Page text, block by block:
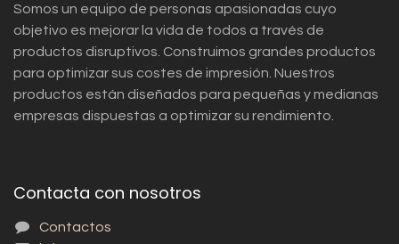
Somos un equipo de personas apasionadas cuyo
objetivo es mejorar la vida de todos a través de
productos disruptivos. Construimos grandes productos
para optimizar sus costes de impresión. Nuestros
productos están diseñados para pequeñas y medianas
empresas dispuestas a optimizar su rendimiento.
Contacta con nosotros
Contactos